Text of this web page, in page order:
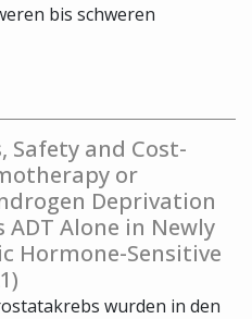
bis schweren
Safety and Cost-
or
Deprivation
ADT Alone in Newly
Hormone-Sensitive
wurden in den